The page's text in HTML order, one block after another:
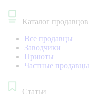
Каталог продавцов
Все продавцы
Заводчики
Приюты
Частные продавцы
Статьи